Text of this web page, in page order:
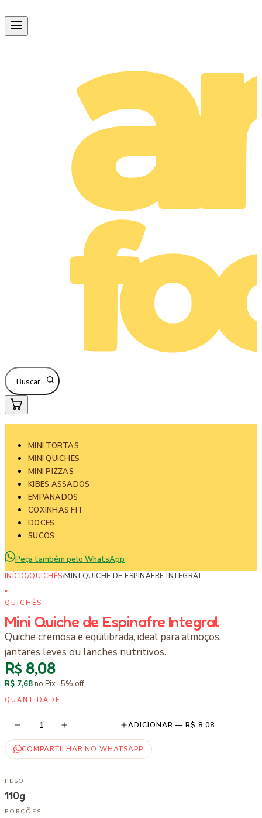
Buscar…
MINI TORTAS
MINI QUICHES
MINI PIZZAS
KIBES ASSADOS
EMPANADOS
COXINHAS FIT
DOCES
SUCOS
Peça também pelo WhatsApp
INÍCIO/QUICHÊS/MINI QUICHE DE ESPINAFRE INTEGRAL
QUICHÊS
Mini Quiche de Espinafre Integral
Quiche cremosa e equilibrada, ideal para almoços,
jantares leves ou lanches nutritivos.
R$ 8,08
R$ 7,68no Pix · 5% off
QUANTIDADE
1 ADICIONAR — R$ 8,08
COMPARTILHAR NO WHATSAPP
PESO
110g
PORÇÕES